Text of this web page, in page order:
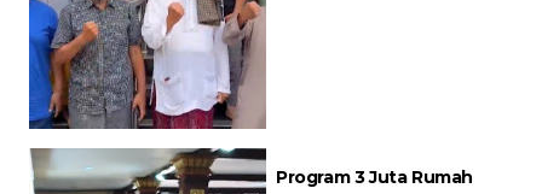
Program 3 Juta Rumah